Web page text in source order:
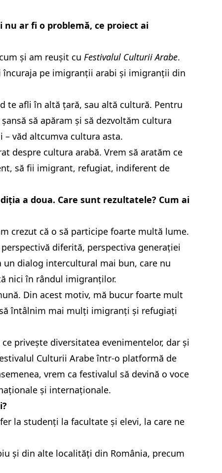
nu ar fi o problemă, ce proiect ai
și am reușit cu Festivalul Culturii Arabe.
încuraja pe imigranții arabi și imigranții din
te afli în altă țară, sau altă cultură. Pentru
să apăram și să dezvoltăm cultura
văd altcumva cultura asta.
despre cultura arabă. Vrem să aratăm ce
să fii imigrant, refugiat, indiferent de
a doua. Care sunt rezultatele? Cum ai
crezut că o să participe foarte multă lume.
diferită, perspectiva generației
dialog intercultural mai bun, care nu
nici în rândul imigranților.
Din acest motiv, mă bucur foarte mult
întâlnim mai mulți imigranți și refugiați
privește diversitatea evenimentelor, dar și
Culturii Arabe într-o platformă de
vrem ca festivalul să devină o voce
și internaționale.
la studenți la facultate și elevi, la care ne
și din alte localități din România, precum